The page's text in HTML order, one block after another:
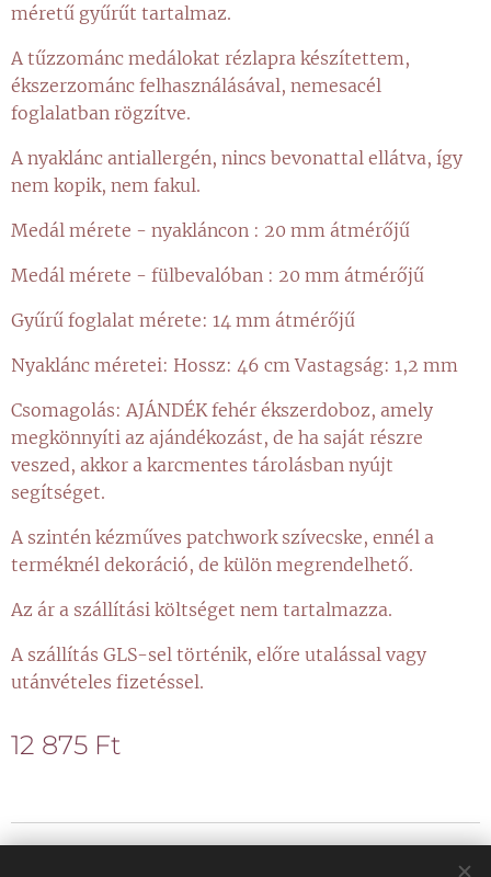
méretű gyűrűt tartalmaz.
A tűzzománc medálokat rézlapra készítettem,
ékszerzománc felhasználásával, nemesacél
foglalatban rögzítve.
A nyaklánc antiallergén, nincs bevonattal ellátva, így
nem kopik, nem fakul.
Medál mérete - nyakláncon : 20 mm átmérőjű
Medál mérete - fülbevalóban : 20 mm átmérőjű
Gyűrű foglalat mérete: 14 mm átmérőjű
Nyaklánc méretei: Hossz: 46 cm Vastagság: 1,2 mm
Csomagolás: AJÁNDÉK fehér ékszerdoboz, amely
megkönnyíti az ajándékozást, de ha saját részre
veszed, akkor a karcmentes tárolásban nyújt
segítséget.
A szintén kézműves patchwork szívecske, ennél a
terméknél dekoráció, de külön megrendelhető.
Az ár a szállítási költséget nem tartalmazza.
A szállítás GLS-sel történik, előre utalással vagy
utánvételes fizetéssel.
12 875 Ft